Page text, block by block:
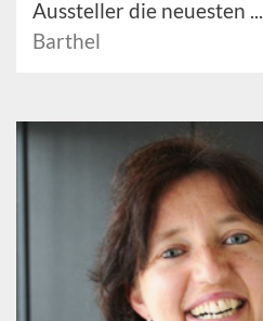
Aussteller die neuesten ...
Barthel